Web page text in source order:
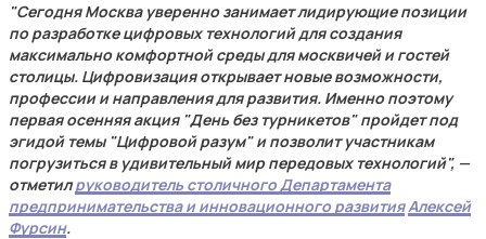
"Сегодня Москва уверенно занимает лидирующие позиции
по разработке цифровых технологий для создания
максимально комфортной среды для москвичей и гостей
столицы. Цифровизация открывает новые возможности,
профессии и направления для развития. Именно поэтому
первая осенняя акция "День без турникетов" пройдет под
эгидой темы "Цифровой разум" и позволит участникам
погрузиться в удивительный мир передовых технологий", —
отметилруководитель столичного Департамента
предпринимательства и инновационного развитияАлексей
Фурсин.